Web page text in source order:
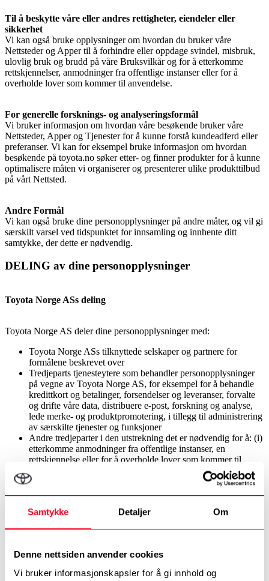
Samtykke Detaljer Om
Denne nettsiden anvender cookies
Vi bruker informasjonskapsler for å gi innhold og
Til å beskytte våre eller andres rettigheter, eiendeler eller
sikkerhet
Vi kan også bruke opplysninger om hvordan du bruker våre
Nettsteder og Apper til å forhindre eller oppdage svindel, misbruk,
ulovlig bruk og brudd på våre Bruksvilkår og for å etterkomme
rettskjennelser, anmodninger fra offentlige instanser eller for å
overholde lover som kommer til anvendelse.
For generelle forsknings- og analyseringsformål
Vi bruker informasjon om hvordan våre besøkende bruker våre
Nettsteder, Apper og Tjenester for å kunne forstå kundeadferd eller
preferanser. Vi kan for eksempel bruke informasjon om hvordan
besøkende på toyota.no søker etter- og finner produkter for å kunne
optimalisere måten vi organiserer og presenterer ulike produkttilbud
på vårt Nettsted.
Andre Formål
Vi kan også bruke dine personopplysninger på andre måter, og vil gi
særskilt varsel ved tidspunktet for innsamling og innhente ditt
samtykke, der dette er nødvendig.
DELING av dine personopplysninger
Toyota Norge ASs deling
Toyota Norge AS deler dine personopplysninger med:
Toyota Norge ASs tilknyttede selskaper og partnere for
formålene beskrevet over
Tredjeparts tjenesteytere som behandler personopplysninger
på vegne av Toyota Norge AS, for eksempel for å behandle
kredittkort og betalinger, forsendelser og leveranser, forvalte
og drifte våre data, distribuere e-post, forskning og analyse,
lede merke- og produktpromotering, i tillegg til administrering
av særskilte tjenester og funksjoner
Andre tredjeparter i den utstrekning det er nødvendig for å: (i)
etterkomme anmodninger fra offentlige instanser, en
rettskjennelse eller for å overholde lover som kommer til
anvendelse; (ii) forhindre ulovlig bruk av våre Nettsteder og
Apper, eller brudd på våre Nettsteders og Appers Bruksvilkår
svindel (for eksempel forfalskning).
(inkludert i tilfelle av en reorganisering, oppdeling, avvikling eller